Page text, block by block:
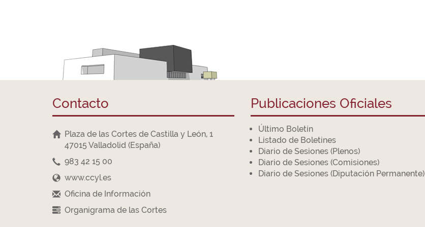
Contacto
Plaza de las Cortes de Castilla y León, 1
47015 Valladolid (España)
983 42 15 00
www.ccyl.es
Oficina de Información
Organigrama de las Cortes
Publicaciones Oficiales
Último Boletín
Listado de Boletines
Diario de Sesiones (Plenos)
Diario de Sesiones (Comisiones)
Diario de Sesiones (Diputación Permanente)